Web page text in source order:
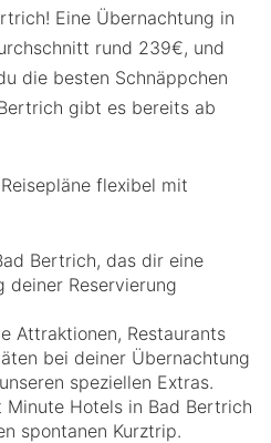
Eine Übernachtung in
rund 239€, und
die besten Schnäppchen
gibt es bereits ab
flexibel mit
Bertrich, das dir eine
deiner Reservierung
Attraktionen, Restaurants
bei deiner Übernachtung
speziellen Extras.
Minute Hotels in Bad Bertrich
spontanen Kurztrip.